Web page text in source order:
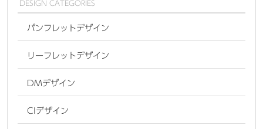
DESIGN CATEGORIES
パンフレットデザイン
リーフレットデザイン
DMデザイン
CIデザイン